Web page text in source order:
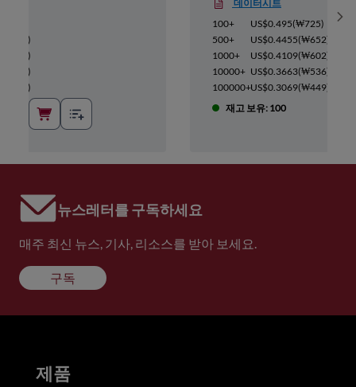
)
)
)
)
데이터시트
100+
US$0.495(₩725)
500+
US$0.4455(₩652)
1000+
US$0.4109(₩602)
10000+ US$0.3663(₩536)
100000+US$0.3069(₩449)
재고 보유: 100
뉴스레터를 구독하세요
매주 최신 뉴스, 기사, 리소스를 받아 보세요.
구독
제품